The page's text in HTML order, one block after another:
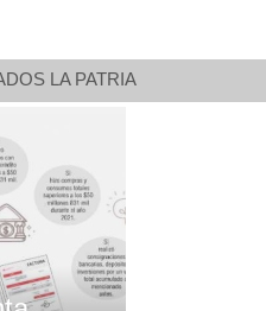
LA PATRIA